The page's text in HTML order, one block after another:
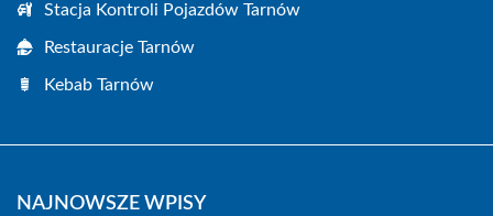
Stacja Kontroli Pojazdów Tarnów
Restauracje Tarnów
Kebab Tarnów
NAJNOWSZE WPISY